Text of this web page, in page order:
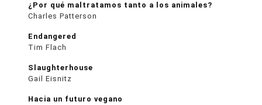
¿Por qué maltratamos tanto a los animales?
Charles Patterson
Endangered
Tim Flach
Slaughterhouse
Gail Eisnitz
Hacia un futuro vegano